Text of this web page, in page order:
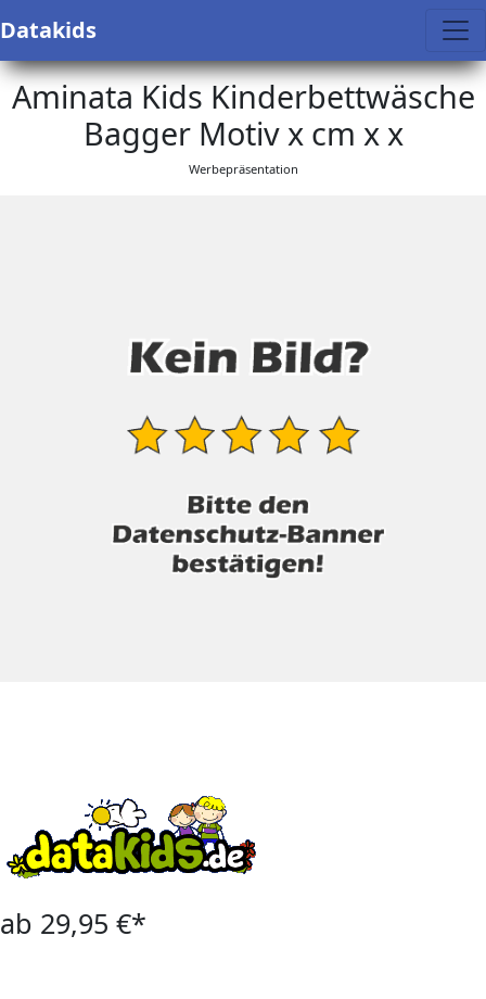
Datakids
Aminata Kids Kinderbettwäsche
Bagger Motiv x cm x x
Werbepräsentation
ab 29,95 €*